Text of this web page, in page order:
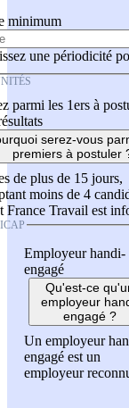
minimum
une périodicité
parmi les 1ers à
serez-vous
premiers à postuler
de plus de 15 jours,
moins de 4
France Travail est
Employeur handi-
engagé
Qu'est-ce
employeur
engagé ?
Un employeur
engagé est un
employeur